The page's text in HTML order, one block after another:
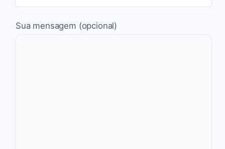
Sua mensagem (opcional)